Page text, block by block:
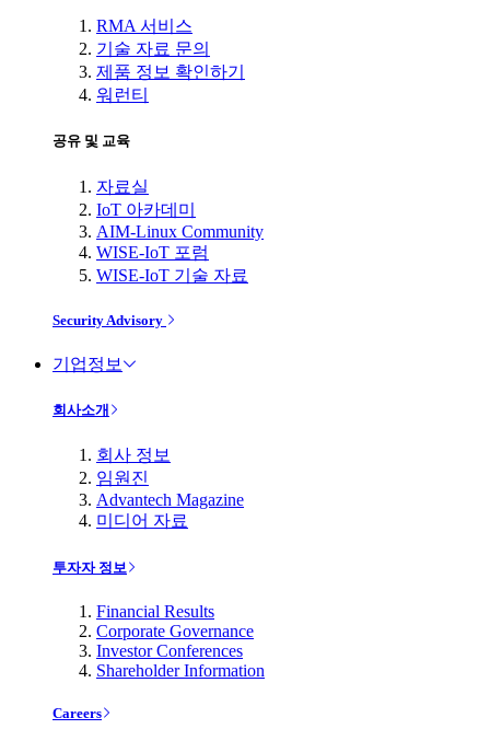
RMA 서비스
기술 자료 문의
제품 정보 확인하기
워런티
공유 및 교육
자료실
IoT 아카데미
AIM-Linux Community
WISE-IoT 포럼
WISE-IoT 기술 자료
Security Advisory
기업정보
회사소개
회사 정보
임원진
Advantech Magazine
미디어 자료
투자자 정보
Financial Results
Corporate Governance
Investor Conferences
Shareholder Information
Careers